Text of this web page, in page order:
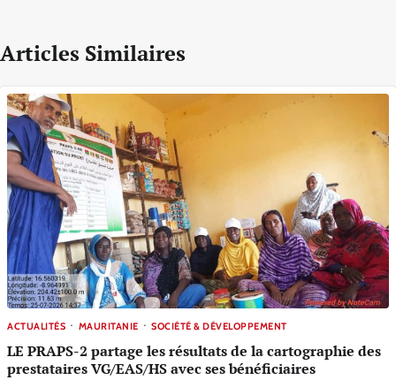
Articles Similaires
ACTUALITÉS MAURITANIE SOCIÉTÉ & DÉVELOPPEMENT
LE PRAPS-2 partage les résultats de la cartographie des
prestataires VG/EAS/HS avec ses bénéficiaires